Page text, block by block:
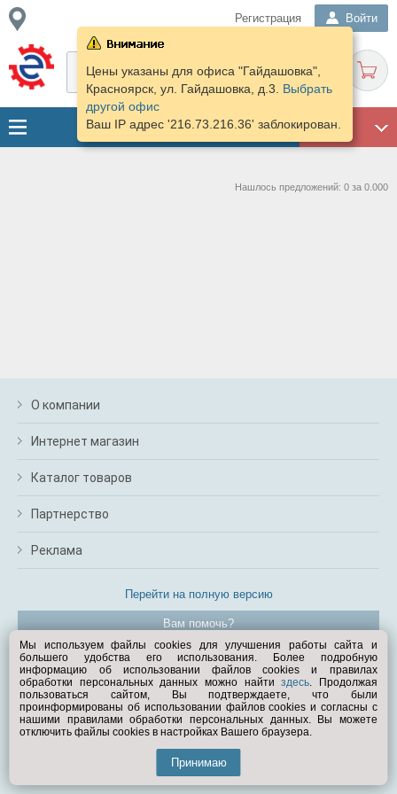
Регистрация Войти
ГАРАЖ
Цены указаны для офиса "Гайдашовка",
Красноярск, ул. Гайдашовка, д.3. Выбрать
другой офис
Ваш IP адрес '216.73.216.36' заблокирован.
Нашлось предложений: 0 за 0.000
О компании
Интернет магазин
Каталог товаров
Партнерство
Реклама
Перейти на полную версию
Вам помочь?
© Exist.ru 1998—2026
Мы используем файлы cookies для улучшения работы сайта и
большего удобства его использования. Более подробную
информацию об использовании файлов cookies и правилах
обработки персональных данных можно найтиздесь. Продолжая
пользоваться сайтом, Вы подтверждаете, что были
проинформированы об использовании файлов cookies и согласны с
нашими правилами обработки персональных данных. Вы можете
отключить файлы cookies в настройках Вашего браузера.
Принимаю